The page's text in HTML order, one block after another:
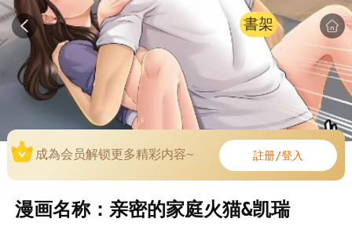
書架
成為会员解锁更多精彩内容~ 註册/登入
漫画名称：亲密的家庭火猫&凯瑞